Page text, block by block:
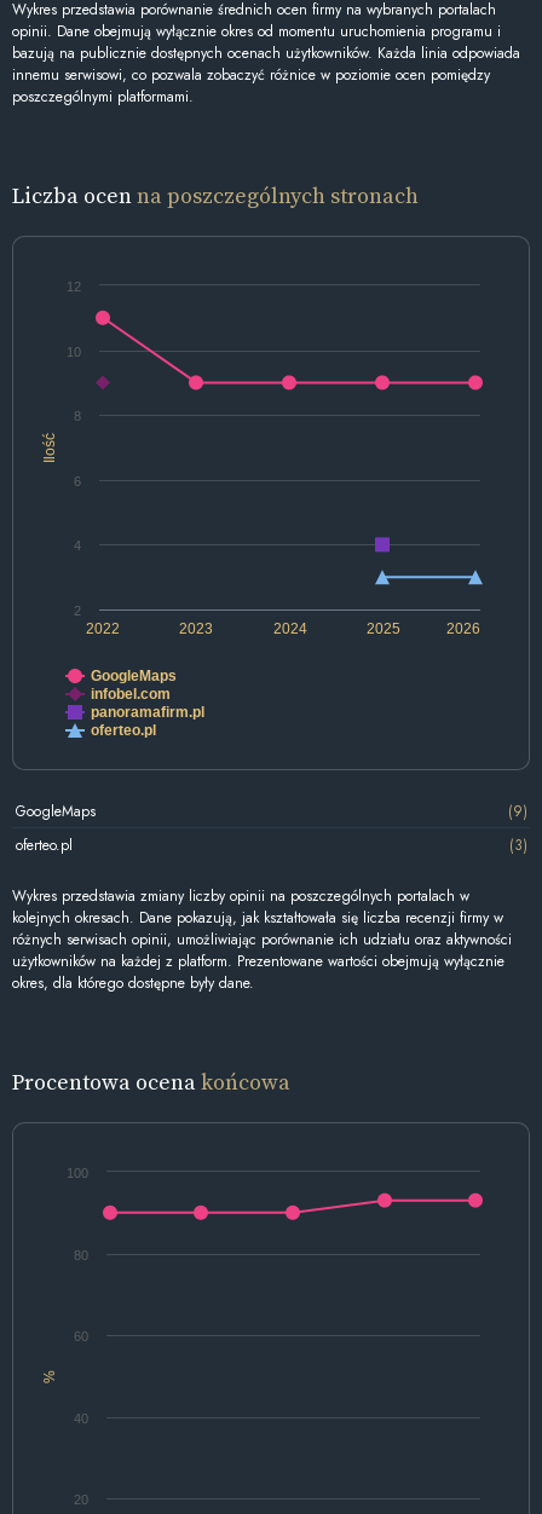
Wykres przedstawia porównanie średnich ocen firmy na wybranych portalach
opinii. Dane obejmują wyłącznie okres od momentu uruchomienia programu i
bazują na publicznie dostępnych ocenach użytkowników. Każda linia odpowiada
innemu serwisowi, co pozwala zobaczyć różnice w poziomie ocen pomiędzy
poszczególnymi platformami.
Liczba ocenna poszczególnych stronach
Ilość
2022 2024 2026
2023 2025
2
4
6
8
10
12
GoogleMaps
infobel.com
panoramafirm.pl
oferteo.pl
GoogleMaps
(9)
oferteo.pl
(3)
Wykres przedstawia zmiany liczby opinii na poszczególnych portalach w
kolejnych okresach. Dane pokazują, jak kształtowała się liczba recenzji firmy w
różnych serwisach opinii, umożliwiając porównanie ich udziału oraz aktywności
użytkowników na każdej z platform. Prezentowane wartości obejmują wyłącznie
okres, dla którego dostępne były dane.
Procentowa ocenakońcowa
%
20
40
60
80
100